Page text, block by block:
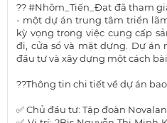
??#Nhôm_Tiến_Đạt đã tham
- một dự án trung tâm triển
kỳ vọng trong việc cung cấp
đi, cửa sổ và mặt dựng. Dự án
đầu tư và xây dựng một cách bài
??Thông tin chi tiết về dự án
✅ Chủ đầu tư: Tập đoàn